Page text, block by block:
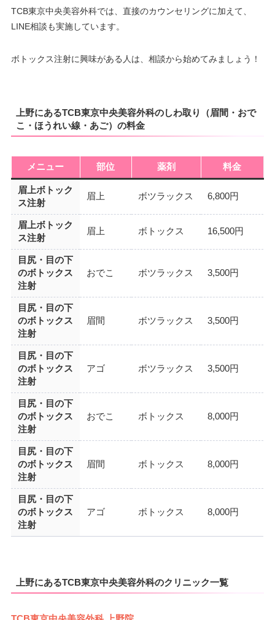
TCB東京中央美容外科では、直接のカウンセリングに加えて、
LINE相談も実施しています。
ボトックス注射に興味がある人は、相談から始めてみましょう！
上野にあるTCB東京中央美容外科のしわ取り（眉間・おで
こ・ほうれい線・あご）の料金
メニュー 部位 薬剤 料金
眉上ボトック
ス注射
眉上 ボツラックス 6,800円
眉上ボトック
ス注射
眉上 ボトックス 16,500円
目尻・目の下
のボトックス
注射
おでこ ボツラックス 3,500円
目尻・目の下
のボトックス
注射
眉間 ボツラックス 3,500円
目尻・目の下
のボトックス
注射
アゴ ボツラックス 3,500円
目尻・目の下
のボトックス
注射
おでこ ボトックス 8,000円
目尻・目の下
のボトックス
注射
眉間 ボトックス 8,000円
目尻・目の下
のボトックス
注射
アゴ ボトックス 8,000円
上野にあるTCB東京中央美容外科のクリニック一覧